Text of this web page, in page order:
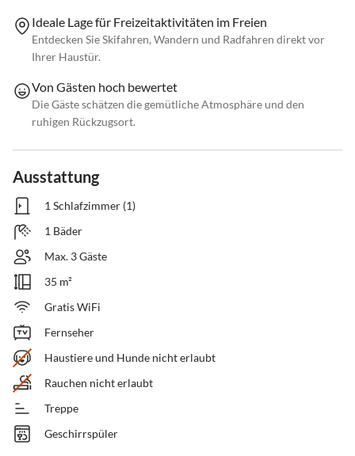
Ideale Lage für Freizeitaktivitäten im Freien
Entdecken Sie Skifahren, Wandern und Radfahren direkt vor
Ihrer Haustür.
Von Gästen hoch bewertet
Die Gäste schätzen die gemütliche Atmosphäre und den
ruhigen Rückzugsort.
Ausstattung
1 Schlafzimmer (1)
1 Bäder
Max. 3 Gäste
35 m²
Gratis WiFi
Fernseher
Haustiere und Hunde nicht erlaubt
Rauchen nicht erlaubt
Treppe
Geschirrspüler